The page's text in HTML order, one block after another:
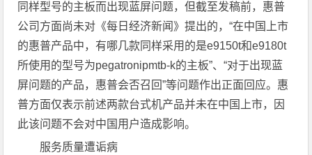
同样型号的主板而出现蓝屏问题，但截至发稿前，惠普
公司方面尚未对《每日经济新闻》提出的，“在中国上市
的惠普产品中，有哪几款同样采用的是e9150t和e9180t
所使用的型号为pegatronipmtb-k的主板”、“对于出现蓝
屏问题的产品，惠普会否召回”等问题作出正面回应。惠
普方面仅表示前述两款台式机产品并未在中国上市，因
此该问题不会对中国用户造成影响。
服务质量遭诟病